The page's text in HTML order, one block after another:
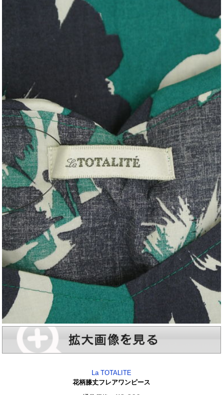
La TOTALITE
花柄膝丈フレアワンピース